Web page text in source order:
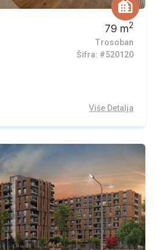
79 m2
Trosoban
Šifra: #520120
Više Detalja